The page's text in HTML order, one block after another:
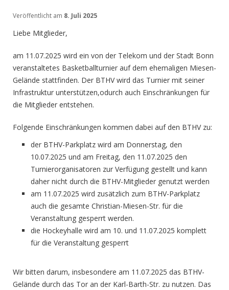
Veröffentlicht am 8. Juli 2025
Liebe Mitglieder,
am 11.07.2025 wird ein von der Telekom und der Stadt Bonn
veranstaltetes Basketballturnier auf dem ehemaligen Miesen-
Gelände stattfinden. Der BTHV wird das Turnier mit seiner
Infrastruktur unterstützen,odurch auch Einschränkungen für
die Mitglieder entstehen.
Folgende Einschränkungen kommen dabei auf den BTHV zu:
der BTHV-Parkplatz wird am Donnerstag, den
10.07.2025 und am Freitag, den 11.07.2025 den
Turnierorganisatoren zur Verfügung gestellt und kann
daher nicht durch die BTHV-Mitglieder genutzt werden
am 11.07.2025 wird zusätzlich zum BTHV-Parkplatz
auch die gesamte Christian-Miesen-Str. für die
Veranstaltung gesperrt werden.
die Hockeyhalle wird am 10. und 11.07.2025 komplett
für die Veranstaltung gesperrt
Wir bitten darum, insbesondere am 11.07.2025 das BTHV-
Gelände durch das Tor an der Karl-Barth-Str. zu nutzen. Das